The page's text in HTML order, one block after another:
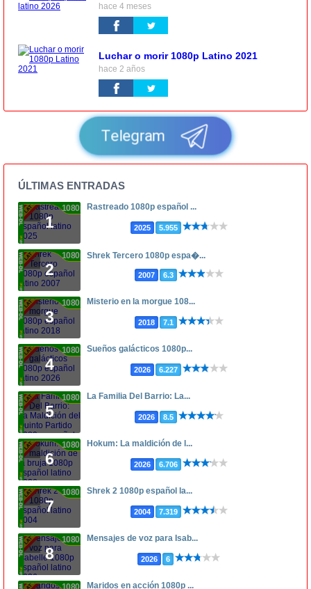
hace 4 meses
Luchar o morir 1080p Latino 2021
hace 2 años
Telegram
ÚLTIMAS ENTRADAS
1
1080p Rastreado 1080p español ...
2025 5.955
2
1080p Shrek Tercero 1080p espa�...
2007 6.3
3
1080p Misterio en la morgue 108...
2018 7.1
4
1080p Sueños galácticos 1080p...
2026 6.227
5
1080p La Familia Del Barrio: La...
2026 8.5
6
1080p Hokum: La maldición de l...
2026 6.706
7
1080p Shrek 2 1080p español la...
2004 7.319
8
1080p Mensajes de voz para Isab...
2026 6
1080p Maridos en acción 1080p ...